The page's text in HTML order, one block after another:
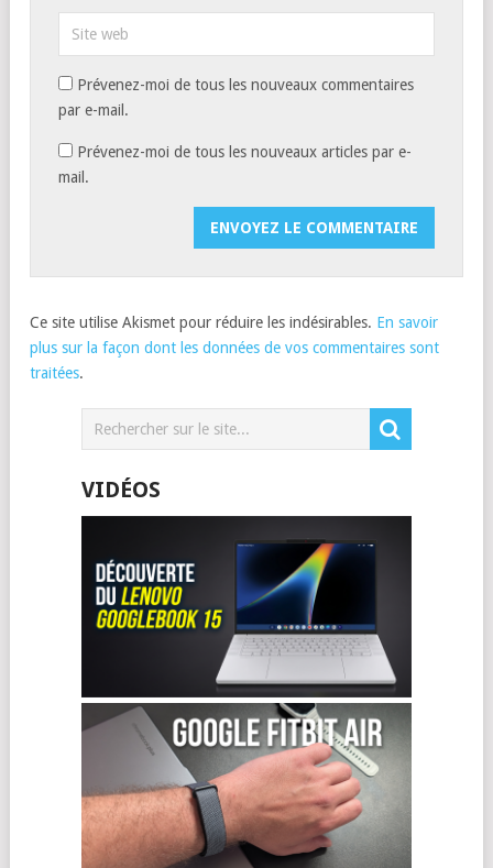
Prévenez-moi de tous les nouveaux commentaires
par e-mail.
Prévenez-moi de tous les nouveaux articles par e-
mail.
Ce site utilise Akismet pour réduire les indésirables. En savoir
plus sur la façon dont les données de vos commentaires sont
traitées.
VIDÉOS